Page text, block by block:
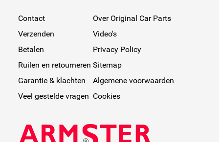
Contact
Verzenden
Betalen
Ruilen en retourneren
Garantie & klachten
Veel gestelde vragen
Over Original Car Parts
Video's
Privacy Policy
Sitemap
Algemene voorwaarden
Cookies